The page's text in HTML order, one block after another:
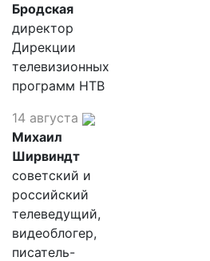
Бродская
директор
Дирекции
телевизионных
программ НТВ
14 августа
Михаил
Ширвиндт
советский и
российский
телеведущий,
видеоблогер,
писатель-